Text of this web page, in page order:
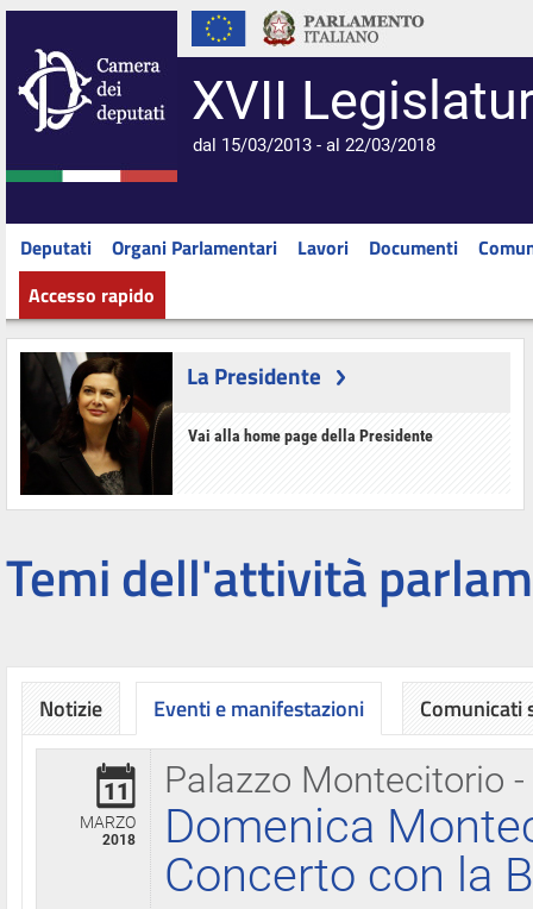
XVII
dal 15/03/2013 - al 22/03/2018
Deputati Organi Parlamentari Lavori Documenti
Accesso rapido
La Presidente
Vai alla home page della Presidente
Temi dell'attività
Notizie Eventi e manifestazioni
Palazzo Montecitorio
11
MARZO
2018
Domenica
Concerto con la
Comunicati